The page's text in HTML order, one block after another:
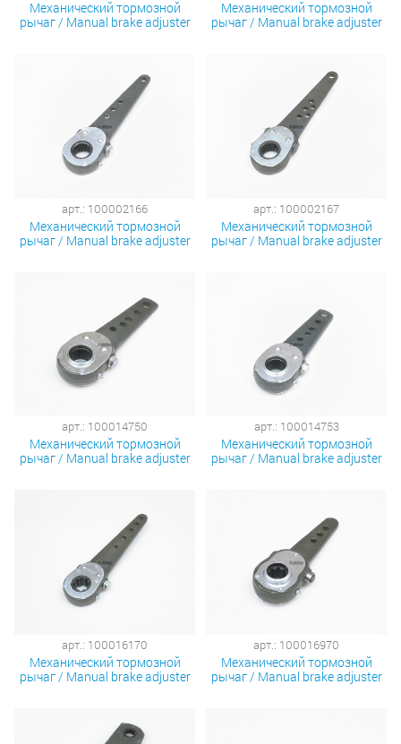
Механический тормозной
рычаг / Manual brake adjuster
Механический тормозной
рычаг / Manual brake adjuster
арт.: 100002166
Механический тормозной
рычаг / Manual brake adjuster
арт.: 100002167
Механический тормозной
рычаг / Manual brake adjuster
арт.: 100014750
Механический тормозной
рычаг / Manual brake adjuster
арт.: 100014753
Механический тормозной
рычаг / Manual brake adjuster
арт.: 100016170
Механический тормозной
рычаг / Manual brake adjuster
арт.: 100016970
Механический тормозной
рычаг / Manual brake adjuster